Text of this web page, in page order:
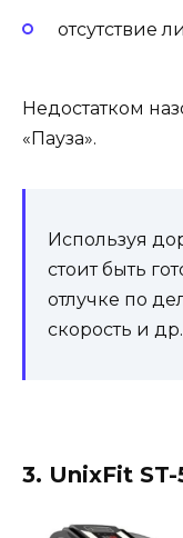
отсутствие
Недостатком
«Пауза».
Используя
стоит быть
отлучке по
скорость и
3. UnixFit ST-